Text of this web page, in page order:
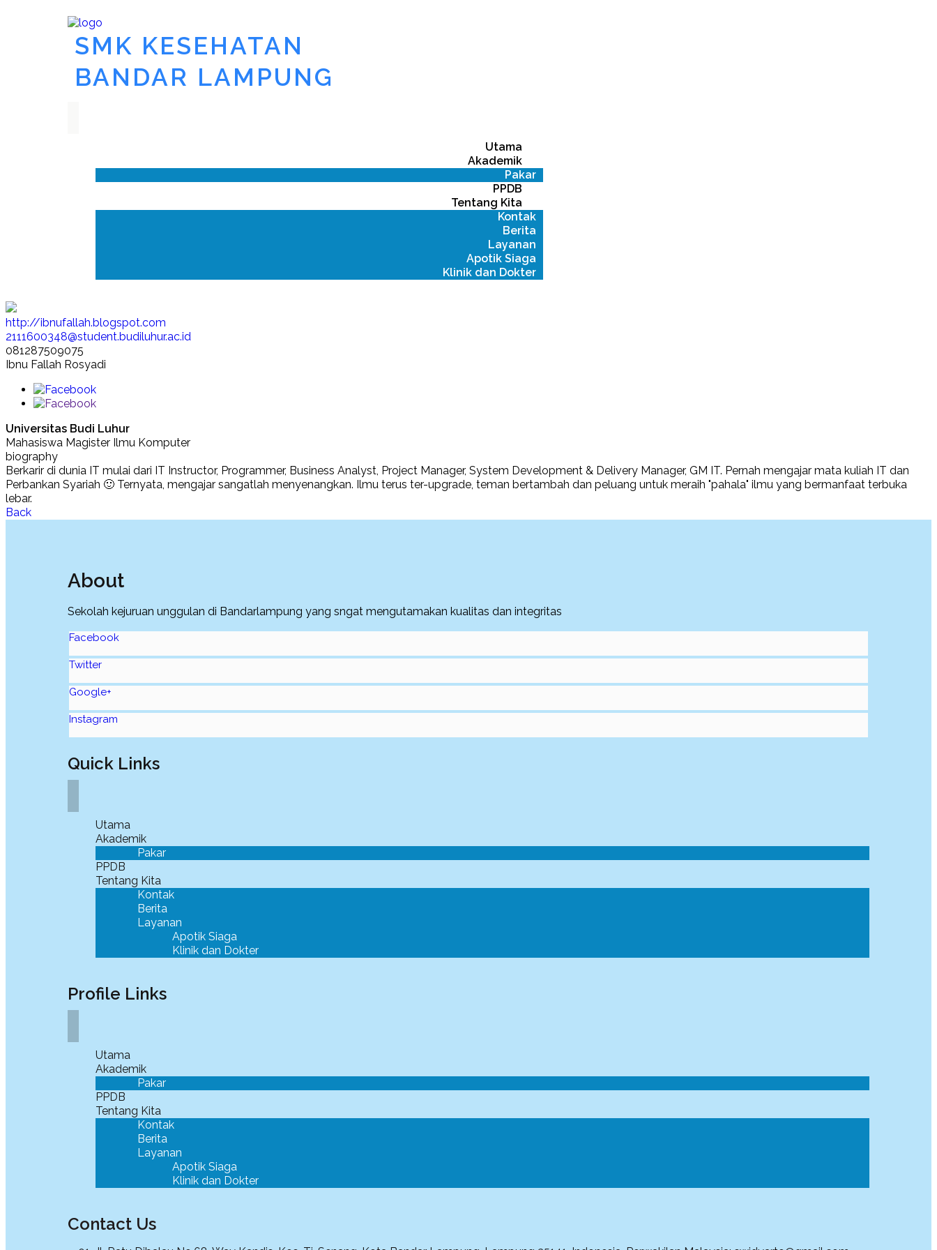
SMK KESEHATAN
BANDAR LAMPUNG
Utama
Akademik
Pakar
PPDB
Tentang Kita
Kontak
Berita
Layanan
Apotik Siaga
Klinik dan Dokter
http://ibnufallah.blogspot.com
2111600348@student.budiluhur.ac.id
081287509075
Ibnu Fallah Rosyadi
Universitas Budi Luhur
Mahasiswa Magister Ilmu Komputer
biography
Berkarir di dunia IT mulai dari IT Instructor, Programmer, Business Analyst, Project Manager, System Development & Delivery Manager, GM IT. Pernah mengajar mata kuliah IT dan
Perbankan Syariah 🙂 Ternyata, mengajar sangatlah menyenangkan. Ilmu terus ter-upgrade, teman bertambah dan peluang untuk meraih "pahala" ilmu yang bermanfaat terbuka
lebar.
Back
About
Sekolah kejuruan unggulan di Bandarlampung yang sngat mengutamakan kualitas dan integritas
Facebook
Twitter
Google+
Instagram
Quick Links
Utama
Akademik
Pakar
PPDB
Tentang Kita
Kontak
Berita
Layanan
Apotik Siaga
Klinik dan Dokter
Profile Links
Utama
Akademik
Pakar
PPDB
Tentang Kita
Kontak
Berita
Layanan
Apotik Siaga
Klinik dan Dokter
Contact Us